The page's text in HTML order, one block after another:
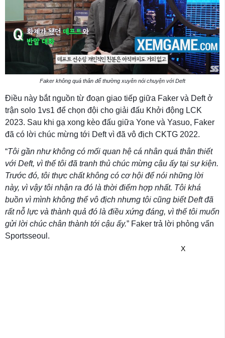
Faker không quá thân để thường xuyên nói chuyện với Deft
Điều này bắt nguồn từ đoạn giao tiếp giữa Faker và Deft ở
trận solo 1vs1 để chọn đội cho giải đấu Khởi động LCK
2023. Sau khi gạ xong kèo đấu giữa Yone và Yasuo, Faker
đã có lời chúc mừng tới Deft vì đã vô địch CKTG 2022.
“Tôi gần như không có mối quan hệ cá nhân quá thân thiết
với Deft, vì thế tôi đã tranh thủ chúc mừng cậu ấy tại sự kiện.
Trước đó, tôi thực chất không có cơ hội để nói những lời
này, vì vậy tôi nhận ra đó là thời điểm hợp nhất. Tôi khá
buồn vì mình không thể vô địch nhưng tôi cũng biết Deft đã
rất nỗ lực và thành quả đó là điều xứng đáng, vì thế tôi muốn
gửi lời chúc chân thành tới cậu ấy.” Faker trả lời phỏng vấn
Sportsseoul.
X